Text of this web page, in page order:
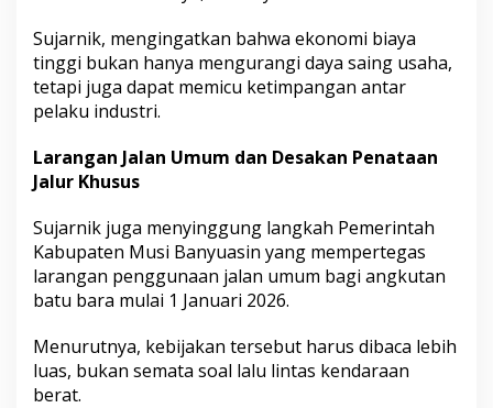
Sujarnik, mengingatkan bahwa ekonomi biaya
tinggi bukan hanya mengurangi daya saing usaha,
tetapi juga dapat memicu ketimpangan antar
pelaku industri.
Larangan Jalan Umum dan Desakan Penataan
Jalur Khusus
Sujarnik juga menyinggung langkah Pemerintah
Kabupaten Musi Banyuasin yang mempertegas
larangan penggunaan jalan umum bagi angkutan
batu bara mulai 1 Januari 2026.
Menurutnya, kebijakan tersebut harus dibaca lebih
luas, bukan semata soal lalu lintas kendaraan
berat.